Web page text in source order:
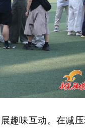
趣味互动。在减